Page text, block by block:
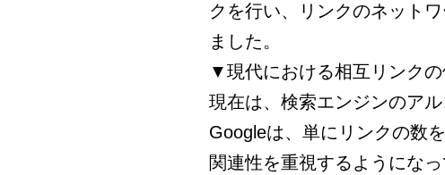
クを行い、リンクのネット
ました。
▼現代における相互リンクの
現在は、検索エンジンのア
Googleは、単にリンクの数
関連性を重視するようになっ